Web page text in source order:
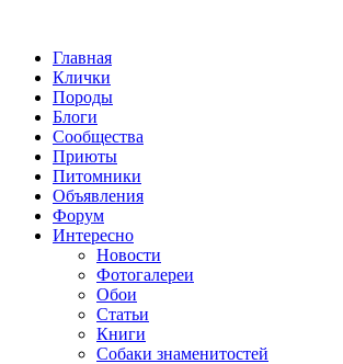
Главная
Клички
Породы
Блоги
Сообщества
Приюты
Питомники
Объявления
Форум
Интересно
Новости
Фотогалереи
Обои
Статьи
Книги
Собаки знаменитостей